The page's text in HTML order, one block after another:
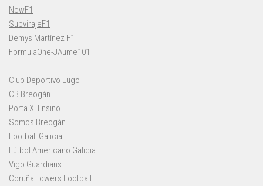
NowF1
SubvirajeF1
Demys Martínez F1
FormulaOne-JAume101
Club Deportivo Lugo
CB Breogán
Porta XI Ensino
Somos Breogán
Football Galicia
Fútbol Americano Galicia
Vigo Guardians
Coruña Towers Football